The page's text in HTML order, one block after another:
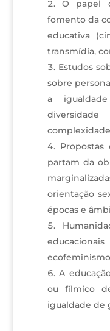
O papel
fomento da
educativa
transmídia,
Estudos
sobre
a
Propostas
partam da
orientação
épocas e
A
ou fílmico
igualdade de